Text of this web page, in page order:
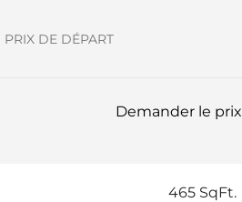
PRIX DE DÉPART
Demander le prix
465 SqFt.